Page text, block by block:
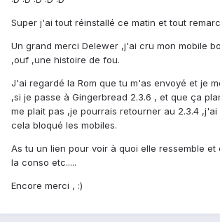
Super j'ai tout réinstallé ce matin et tout
Un grand merci Delewer ,j'ai cru mon mobile
,ouf ,une histoire de fou.
J'ai regardé la Rom que tu m'as envoyé et je
,si je passe à Gingerbread 2.3.6 , et que ça
me plait pas ,je pourrais retourner au 2.3.4
cela bloqué les mobiles.
As tu un lien pour voir à quoi elle ressemble et
la conso etc.....
Encore merci , :)